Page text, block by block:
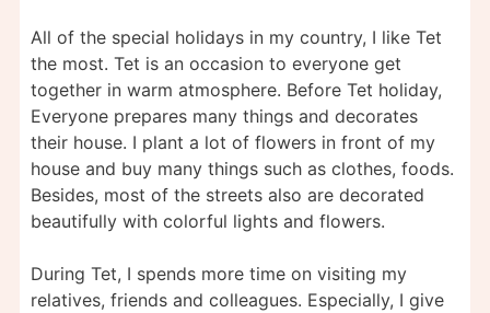
All of the special holidays in my country, I like Tet
the most. Tet is an occasion to everyone get
together in warm atmosphere. Before Tet holiday,
Everyone prepares many things and decorates
their house. I plant a lot of flowers in front of my
house and buy many things such as clothes, foods.
Besides, most of the streets also are decorated
beautifully with colorful lights and flowers.
During Tet, I spends more time on visiting my
relatives, friends and colleagues. Especially, I give